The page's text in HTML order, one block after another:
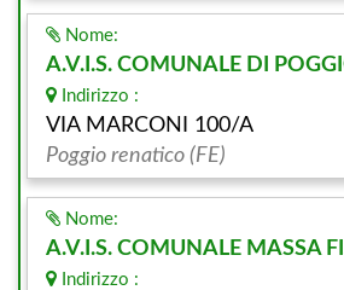
Nome:
A.V.I.S. COMUNALE DI
Indirizzo :
VIA MARCONI 100/A
Poggio renatico (FE)
Nome:
A.V.I.S. COMUNALE MASSA
Indirizzo :